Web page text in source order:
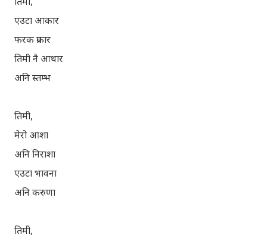
एउटा आकार
फरक प्रकार
तिमी नै आधार
अनि स्तम्भ
तिमी,
मेरो आशा
अनि निराशा
एउटा भावना
अनि करुणा
तिमी,